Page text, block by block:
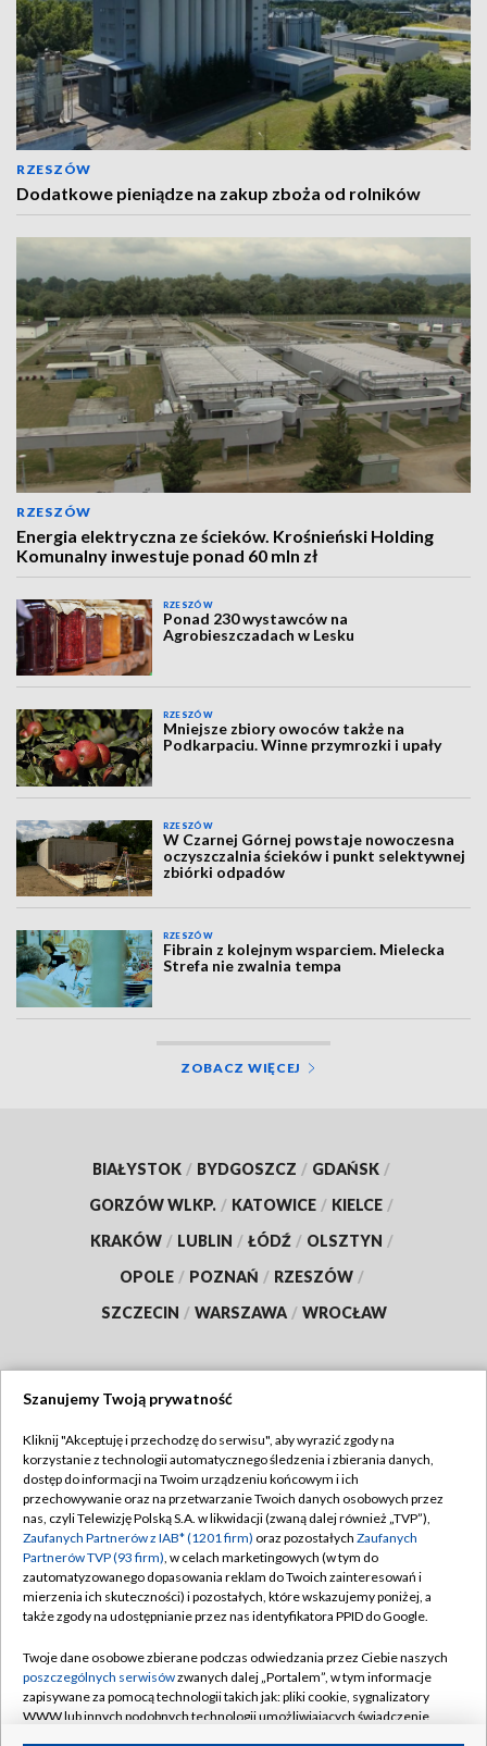
RZESZÓW
Dodatkowe pieniądze na zakup zboża od rolników
RZESZÓW
Energia elektryczna ze ścieków. Krośnieński Holding
Komunalny inwestuje ponad 60 mln zł
RZESZÓW
Ponad 230 wystawców na
Agrobieszczadach w Lesku
RZESZÓW
Mniejsze zbiory owoców także na
Podkarpaciu. Winne przymrozki i upały
RZESZÓW
W Czarnej Górnej powstaje nowoczesna
oczyszczalnia ścieków i punkt selektywnej
zbiórki odpadów
RZESZÓW
Fibrain z kolejnym wsparciem. Mielecka
Strefa nie zwalnia tempa
ZOBACZ WIĘCEJ
BIAŁYSTOK / BYDGOSZCZ / GDAŃSK /
GORZÓW WLKP. / KATOWICE / KIELCE /
KRAKÓW / LUBLIN / ŁÓDŹ / OLSZTYN /
OPOLE / POZNAŃ / RZESZÓW /
SZCZECIN / WARSZAWA / WROCŁAW
TVP
Abonament TVP
Emisja w TVP
Centrum informacji TVP
Naziemna Telewizja Cyfrowa
Rada Programowa
System NOS
Regulamin TVP
Polityka prywatności
Moje zgody
Pomoc
Kontakt
Szanujemy Twoją prywatność
Kliknij "Akceptuję i przechodzę do serwisu", aby wyrazić zgody na
korzystanie z technologii automatycznego śledzenia i zbierania danych,
dostęp do informacji na Twoim urządzeniu końcowym i ich
przechowywanie oraz na przetwarzanie Twoich danych osobowych przez
nas, czyli Telewizję Polską S.A. w likwidacji (zwaną dalej również „TVP”),
Zaufanych Partnerów z IAB* (1201 firm) oraz pozostałych Zaufanych
Partnerów TVP (93 firm), w celach marketingowych (w tym do
zautomatyzowanego dopasowania reklam do Twoich zainteresowań i
mierzenia ich skuteczności) i pozostałych, które wskazujemy poniżej, a
także zgody na udostępnianie przez nas identyfikatora PPID do Google.
Twoje dane osobowe zbierane podczas odwiedzania przez Ciebie naszych
poszczególnych serwisówzwanych dalej „Portalem”, w tym informacje
zapisywane za pomocą technologii takich jak: pliki cookie, sygnalizatory
WWW lub innych podobnych technologii umożliwiających świadczenie